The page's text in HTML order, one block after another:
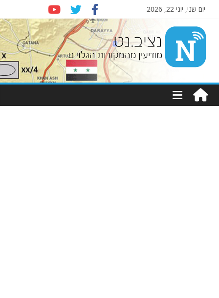
יום שני, יוני 22, 2026
Nziv.net
מודיעין
מהמקורות